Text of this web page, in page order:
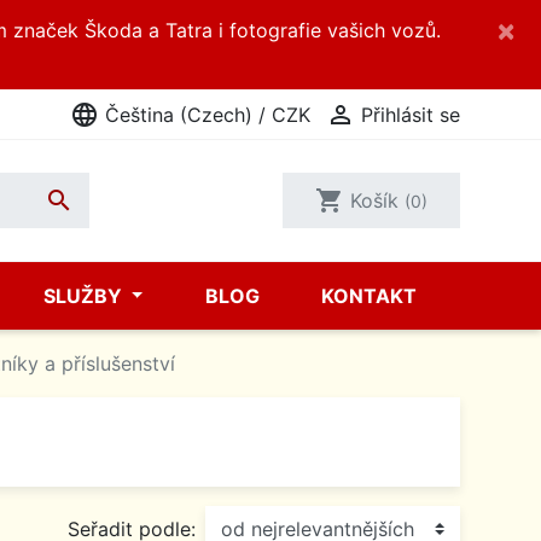
Škoda a Tatra i fotografie vašich vozů.
×
language Čeština (Czech) / CZK  Přihlásit se
 shopping_cart Košík (0)
SLUŽBY BLOG KONTAKT
a příslušenství
Seřadit podle: